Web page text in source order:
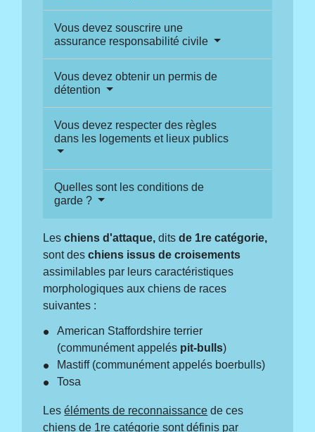
Vous devez souscrire une
assurance responsabilité civile
Vous devez obtenir un permis de
détention
Vous devez respecter des règles
dans les logements et lieux publics
Quelles sont les conditions de
garde ?
Leschiens d'attaque, ditsde 1re catégorie,
sont deschiens issus de croisements
assimilables par leurs caractéristiques
morphologiques aux chiens de races
suivantes :
American Staffordshire terrier
(communément appelés pit-bulls)
Mastiff (communément appelés boerbulls)
Tosa
Leséléments de reconnaissance de ces
chiens de 1re catégorie sont définis par